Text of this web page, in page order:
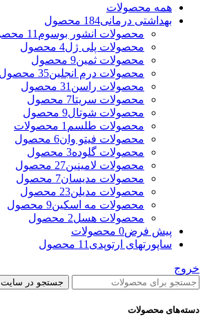
همه محصولات
بهداشتی درمانی184 محصول
محصولات انشور بوسوم 11 محصول
محصولات پلی ژل4 محصول
محصولات ثمین9 محصول
محصولات درم انجلین35 محصول
محصولات راسن 31 محصول
محصولات سریتا7 محصول
محصولات شوتال9 محصول
محصولات طلسم 1 محصولات
محصولات فیتو وان6 محصول
محصولات گلوده3 محصول
محصولات لامینین27 محصول
محصولات مدیسان7 محصول
محصولات مدیلن23 محصول
محصولات مه اسکین9 محصول
محصولات هسل2 محصول
پیش فرض0 محصولات
ساپورتهای ارتوپدی 11 محصول
خروج
جستجو در سایت
دسته‌های محصولات